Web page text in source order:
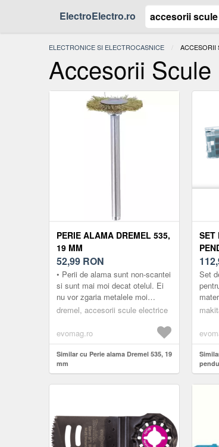
ElectroElectro.ro
ELECTRONICE SI ELECTROCASNICE ACTUAL:
ACCESORII
Accesorii Scule
PERIE ALAMA DREMEL 535,
19 MM
52,99 RON
• Perii de alama sunt non-scantei
si sunt mai moi decat otelul. Ei
nu vor zgaria metalele moi
precum aurul, cuprul, alama. •
dremel, accesorii scule electrice
evomag.ro
Similar cu Perie alama Dremel 535, 19
mm
SET
Set